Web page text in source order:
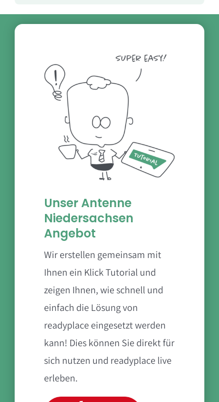
Unser Antenne
Niedersachsen
Angebot
Wir erstellen gemeinsam mit
Ihnen ein Klick Tutorial und
zeigen Ihnen, wie schnell und
einfach die Lösung von
readyplace eingesetzt werden
kann! Dies können Sie direkt für
sich nutzen und readyplace live
erleben.